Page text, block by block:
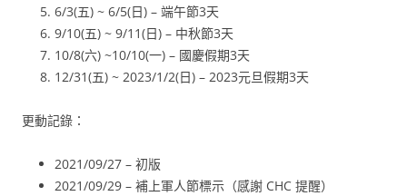
6/3(五) ~ 6/5(日) – 端午節3天
9/10(五) ~ 9/11(日) – 中秋節3天
10/8(六) ~10/10(一) – 國慶假期3天
12/31(五) ~ 2023/1/2(日) – 2023元旦假期3天
更動記錄：
2021/09/27 – 初版
2021/09/29 – 補上軍人節標示（感謝 CHC 提醒）